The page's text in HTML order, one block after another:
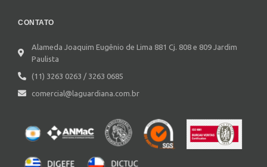
CONTATO
Alameda Joaquim Eugênio de Lima 881 Cj. 808 e 809 Jardim
Paulista
(11) 3263 0263 / 3263 0685
comercial@laguardiana.com.br